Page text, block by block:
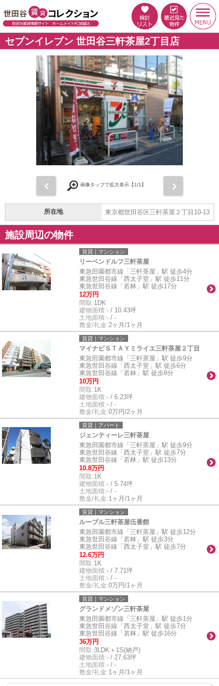
セブンイレブン 世田谷三軒茶屋2丁目店
画像タップで拡大表示【1/1】
所在地 東京都世田谷区三軒茶屋２丁目10-13
施設周辺の物件
賃貸｜マンション
リーベンドルフ三軒茶屋
東急田園都市線「三軒茶屋」駅 徒歩4分
東急世田谷線「西太子堂」駅 徒歩11分
東急世田谷線「若林」駅 徒歩17分
12万円
間取:1DK
建物面積:- / 10.43坪
土地面積:- / -
敷金/礼金:2ヶ月/1ヶ月
賃貸｜マンション
マイナビＳＴＡＹミライエ三軒茶屋２丁目
東急田園都市線「三軒茶屋」駅 徒歩9分
東急世田谷線「西太子堂」駅 徒歩6分
東急世田谷線「若林」駅 徒歩8分
10万円
間取:1K
建物面積:- / 6.23坪
土地面積:- / -
敷金/礼金:0万円/2ヶ月
賃貸｜アパート
ジェンティーレ三軒茶屋
東急田園都市線「三軒茶屋」駅 徒歩9分
東急世田谷線「西太子堂」駅 徒歩7分
東急世田谷線「若林」駅 徒歩13分
10.8万円
間取:1K
建物面積:- / 5.74坪
土地面積:- / -
敷金/礼金:1ヶ月/1ヶ月
賃貸｜マンション
ルーブル三軒茶屋伍番館
東急田園都市線「三軒茶屋」駅 徒歩12分
東急世田谷線「若林」駅 徒歩3分
東急世田谷線「西太子堂」駅 徒歩7分
12.6万円
間取:1K
建物面積:- / 7.71坪
土地面積:- / -
敷金/礼金:0万円/1ヶ月
賃貸｜マンション
グランドメゾン三軒茶屋
東急田園都市線「三軒茶屋」駅 徒歩1分
東急世田谷線「西太子堂」駅 徒歩7分
東急世田谷線「若林」駅 徒歩16分
36万円
間取:3LDK＋1S(納戸)
建物面積:- / 27.63坪
土地面積:- / -
敷金/礼金:1ヶ月/1ヶ月